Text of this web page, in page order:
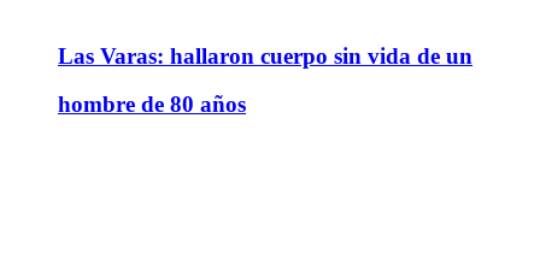
Las Varas: hallaron cuerpo sin vida de un
hombre de 80 años